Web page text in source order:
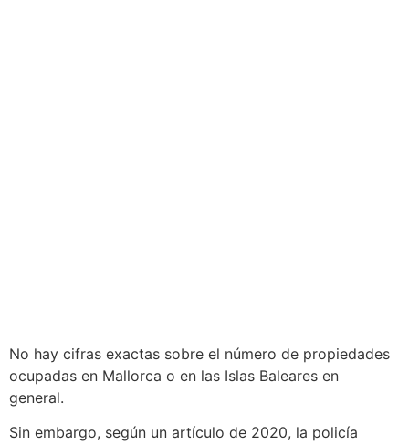
No hay cifras exactas sobre el número de propiedades
ocupadas en Mallorca o en las Islas Baleares en
general.
Sin embargo, según un artículo de 2020, la policía